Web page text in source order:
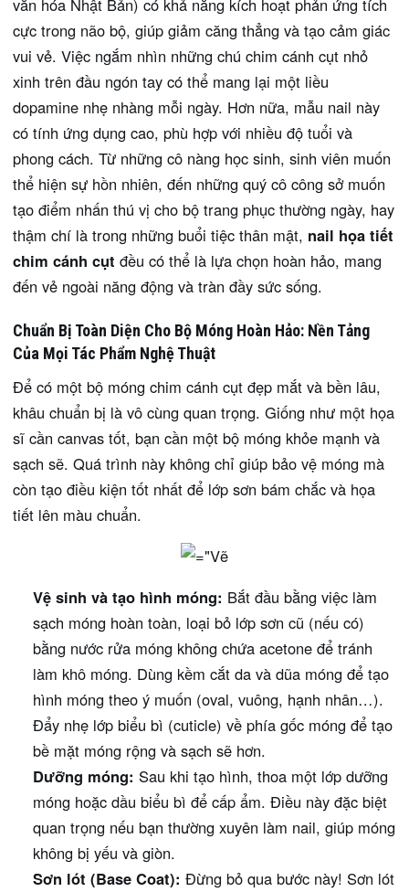
văn hóa Nhật Bản) có khả năng kích hoạt phản ứng tích
cực trong não bộ, giúp giảm căng thẳng và tạo cảm giác
vui vẻ. Việc ngắm nhìn những chú chim cánh cụt nhỏ
xinh trên đầu ngón tay có thể mang lại một liều
dopamine nhẹ nhàng mỗi ngày. Hơn nữa, mẫu nail này
có tính ứng dụng cao, phù hợp với nhiều độ tuổi và
phong cách. Từ những cô nàng học sinh, sinh viên muốn
thể hiện sự hồn nhiên, đến những quý cô công sở muốn
tạo điểm nhấn thú vị cho bộ trang phục thường ngày, hay
thậm chí là trong những buổi tiệc thân mật, nail họa tiết
chim cánh cụt đều có thể là lựa chọn hoàn hảo, mang
đến vẻ ngoài năng động và tràn đầy sức sống.
Chuẩn Bị Toàn Diện Cho Bộ Móng Hoàn Hảo: Nền Tảng
Của Mọi Tác Phẩm Nghệ Thuật
Để có một bộ móng chim cánh cụt đẹp mắt và bền lâu,
khâu chuẩn bị là vô cùng quan trọng. Giống như một họa
sĩ cần canvas tốt, bạn cần một bộ móng khỏe mạnh và
sạch sẽ. Quá trình này không chỉ giúp bảo vệ móng mà
còn tạo điều kiện tốt nhất để lớp sơn bám chắc và họa
tiết lên màu chuẩn.
Vệ sinh và tạo hình móng: Bắt đầu bằng việc làm
sạch móng hoàn toàn, loại bỏ lớp sơn cũ (nếu có)
bằng nước rửa móng không chứa acetone để tránh
làm khô móng. Dùng kềm cắt da và dũa móng để tạo
hình móng theo ý muốn (oval, vuông, hạnh nhân…).
Đẩy nhẹ lớp biểu bì (cuticle) về phía gốc móng để tạo
bề mặt móng rộng và sạch sẽ hơn.
Dưỡng móng: Sau khi tạo hình, thoa một lớp dưỡng
móng hoặc dầu biểu bì để cấp ẩm. Điều này đặc biệt
quan trọng nếu bạn thường xuyên làm nail, giúp móng
không bị yếu và giòn.
Sơn lót (Base Coat): Đừng bỏ qua bước này! Sơn lót